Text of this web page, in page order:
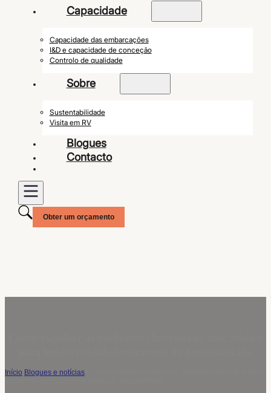
Capacidade
Capacidade das embarcações
I&D e capacidade de conceção
Controlo de qualidade
Sobre
Sustentabilidade
Visita em RV
Blogues
Contacto
Obter um orçamento
Início Blogues e notícias